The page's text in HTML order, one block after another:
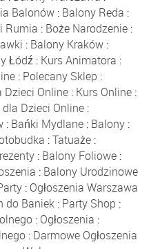
Balonów : Balony Reda :
Rumia : Boże Narodzenie:
: Balony Kraków :
Łódź : Kurs Animatora :
: Polecany Sklep :
Online: Kurs Online:
Dzieci Online :
: Bańki Mydlane : Balony :
:Tatuaże:
: Balony Foliowe :
: Balony Urodzinowe
: Ogłoszenia Warszawa
do Baniek : Party Shop :
: Ogłoszenia :
: Darmowe Ogłoszenia